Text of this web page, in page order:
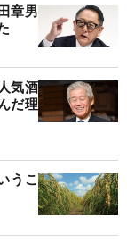
章男
気酒
だ理
うこ